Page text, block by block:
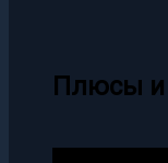
Плюсы и